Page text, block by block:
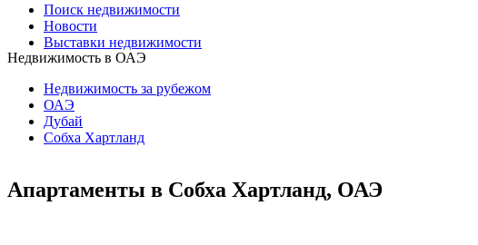
Поиск недвижимости
Новости
Выставки недвижимости
Недвижимость в ОАЭ
Недвижимость за рубежом
ОАЭ
Дубай
Собха Хартланд
Апартаменты в Собха Хартланд, ОАЭ